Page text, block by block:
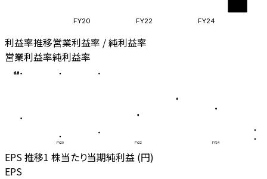
FY20 FY22 FY24
利益率推移営業利益率 / 純利益率
営業利益率純利益率
0.0
0.3
0.5
0.8
1.0
FY20 FY22 FY24
EPS 推移1 株当たり当期純利益 (円)
EPS